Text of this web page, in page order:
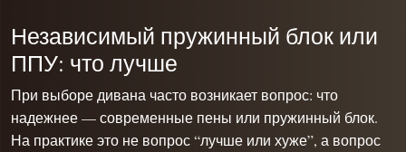
Независимый пружинный блок или
ППУ: что лучше
При выборе дивана часто возникает вопрос: что
надежнее — современные пены или пружинный блок.
На практике это не вопрос “лучше или хуже”, а вопрос